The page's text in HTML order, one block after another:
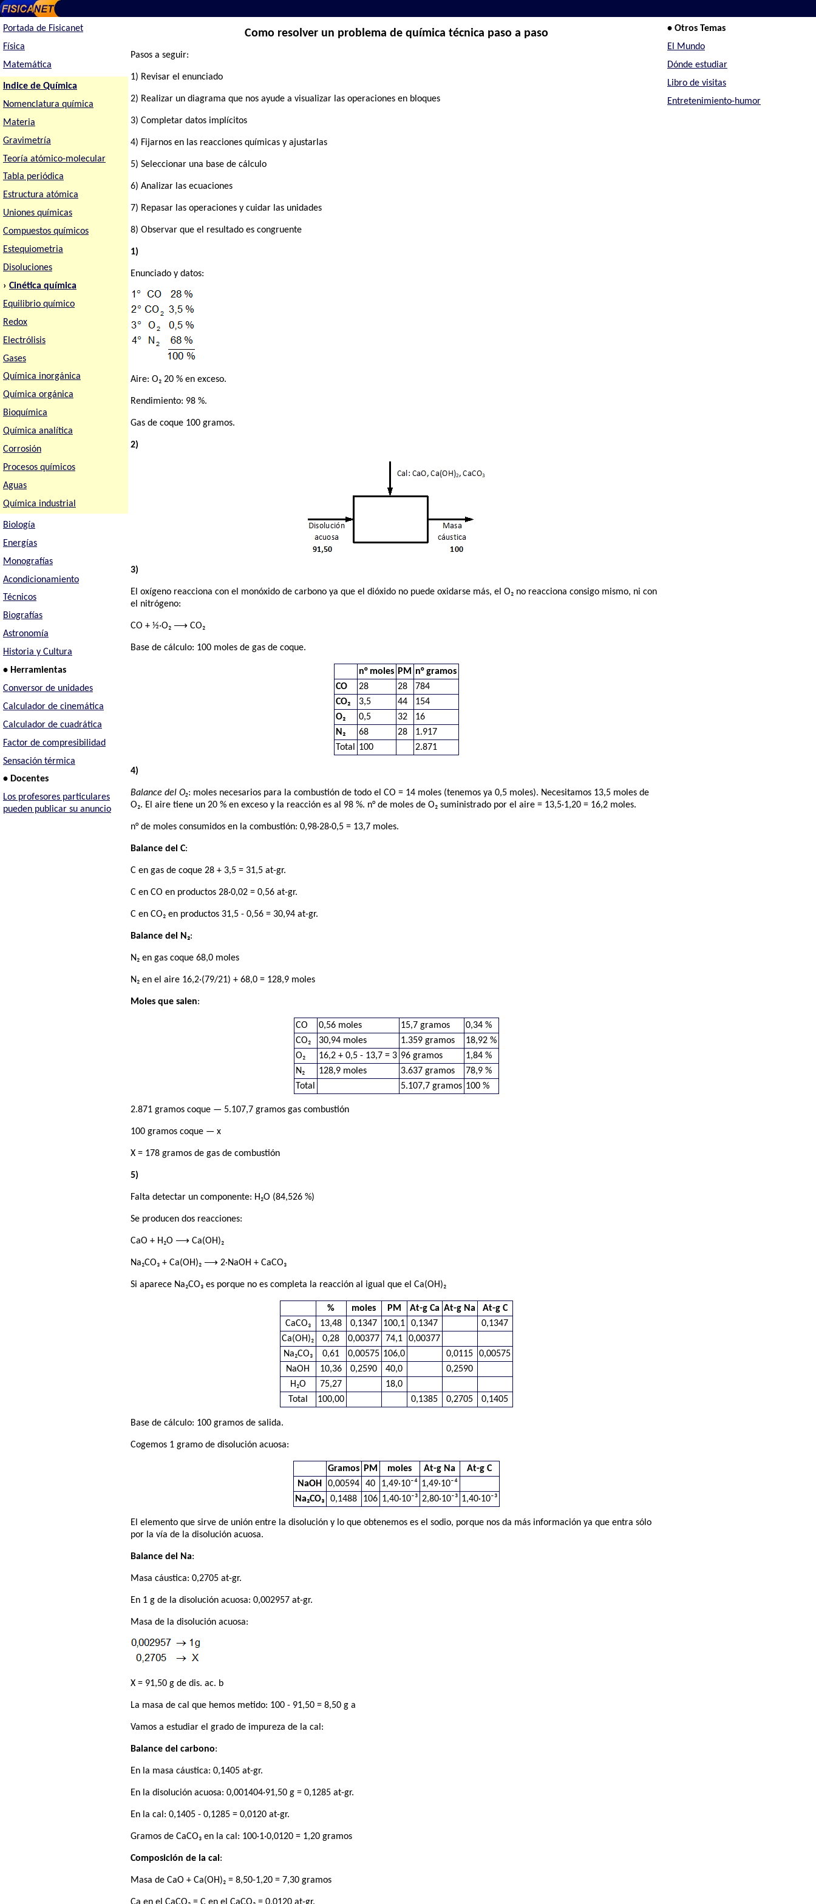
Portada de Fisicanet
Física
Matemática
Indice de Química
Nomenclatura química
Materia
Gravimetría
Teoría atómico-molecular
Tabla periódica
Estructura atómica
Uniones químicas
Compuestos químicos
Estequiometria
Disoluciones
› Cinética química
Equilibrio químico
Redox
Electrólisis
Gases
Química inorgánica
Química orgánica
Bioquímica
Química analítica
Corrosión
Procesos químicos
Aguas
Química industrial
Biología
Energías
Monografías
Acondicionamiento
Técnicos
Biografías
Astronomía
Historia y Cultura
• Herramientas
Conversor de unidades
Calculador de cinemática
Calculador de cuadrática
Factor de compresibilidad
Sensación térmica
• Docentes
Los profesores particulares
pueden publicar su anuncio
Como resolver un problema de química técnica paso a paso
Pasos a seguir:
1) Revisar el enunciado
2) Realizar un diagrama que nos ayude a visualizar las operaciones en bloques
3) Completar datos implícitos
4) Fijarnos en las reacciones químicas y ajustarlas
5) Seleccionar una base de cálculo
6) Analizar las ecuaciones
7) Repasar las operaciones y cuidar las unidades
8) Observar que el resultado es congruente
1)
Enunciado y datos:
Aire: O₂ 20 % en exceso.
Rendimiento: 98 %.
Gas de coque 100 gramos.
2)
3)
El oxígeno reacciona con el monóxido de carbono ya que el dióxido no puede oxidarse más, el O₂ no reacciona consigo mismo, ni con
el nitrógeno:
CO + ½·O₂ ⟶ CO₂
Base de cálculo: 100 moles de gas de coque.
n° moles PM n° gramos
CO
28 28
784
CO₂
3,5 44
154
O₂
0,5 32
16
N₂
68 28
1.917
Total 100 2.871
4)
Balance del O₂: moles necesarios para la combustión de todo el CO = 14 moles (tenemos ya 0,5 moles). Necesitamos 13,5 moles de
O₂. El aire tiene un 20 % en exceso y la reacción es al 98 %. n° de moles de O₂ suministrado por el aire = 13,5·1,20 = 16,2 moles.
n° de moles consumidos en la combustión: 0,98·28·0,5 = 13,7 moles.
Balance del C:
C en gas de coque 28 + 3,5 = 31,5 at-gr.
C en CO en productos 28·0,02 = 0,56 at-gr.
C en CO₂ en productos 31,5 - 0,56 = 30,94 at-gr.
Balance del N₂:
N₂ en gas coque 68,0 moles
N₂ en el aire 16,2·(79/21) + 68,0 = 128,9 moles
Moles que salen:
CO 0,56 moles 15,7 gramos
0,34 %
CO₂
30,94 moles 1.359 gramos
18,92 %
O₂
16,2 + 0,5 - 13,7 = 3 96 gramos
1,84 %
N₂
128,9 moles 3.637 gramos
78,9 %
Total
5.107,7 gramos 100 %
2.871 gramos coque — 5.107,7 gramos gas combustión
100 gramos coque — x
X = 178 gramos de gas de combustión
5)
Falta detectar un componente: H₂O (84,526 %)
Se producen dos reacciones:
CaO + H₂O ⟶ Ca(OH)₂
Na₂CO₃ + Ca(OH)₂ ⟶ 2·NaOH + CaCO₃
Si aparece Na₂CO₃ es porque no es completa la reacción al igual que el Ca(OH)₂
% moles PM At-g Ca At-g Na
At-g C
CaCO₃
13,48 0,1347 100,1 0,1347
0,1347
Ca(OH)₂
0,28 0,00377 74,1
0,00377
Na₂CO₃
0,61 0,00575 106,0 0,0115
0,00575
NaOH
10,36 0,2590 40,0
0,2590
H₂O
75,27
18,0
Total
100,00 0,1385 0,2705 0,1405
Base de cálculo: 100 gramos de salida.
Cogemos 1 gramo de disolución acuosa:
Gramos PM moles At-g Na
At-g C
NaOH
0,00594 40 1,49·10⁻⁴ 1,49·10⁻⁴
Na₂CO₃
0,1488 106 1,40·10⁻³ 2,80·10⁻³ 1,40·10⁻³
El elemento que sirve de unión entre la disolución y lo que obtenemos es el sodio, porque nos da más información ya que entra sólo
por la vía de la disolución acuosa.
Balance del Na:
Masa cáustica: 0,2705 at-gr.
En 1 g de la disolución acuosa: 0,002957 at-gr.
Masa de la disolución acuosa:
X = 91,50 g de dis. ac. b
La masa de cal que hemos metido: 100 - 91,50 = 8,50 g a
Vamos a estudiar el grado de impureza de la cal:
Balance del carbono:
En la masa cáustica: 0,1405 at-gr.
En la disolución acuosa: 0,001404·91,50 g = 0,1285 at-gr.
En la cal: 0,1405 - 0,1285 = 0,0120 at-gr.
Gramos de CaCO₃ en la cal: 100·1·0,0120 = 1,20 gramos
Composición de la cal:
Masa de CaO + Ca(OH)₂ = 8,50-1,20 = 7,30 gramos
• Otros Temas
El Mundo
Dónde estudiar
Libro de visitas
Entretenimiento-humor